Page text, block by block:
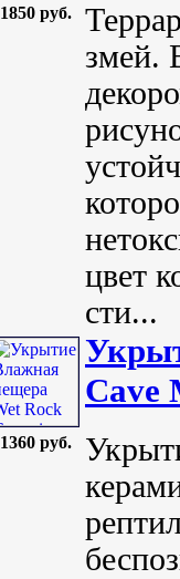
1850 руб.
змей.
цвет
сти...
1360 руб.
Cave